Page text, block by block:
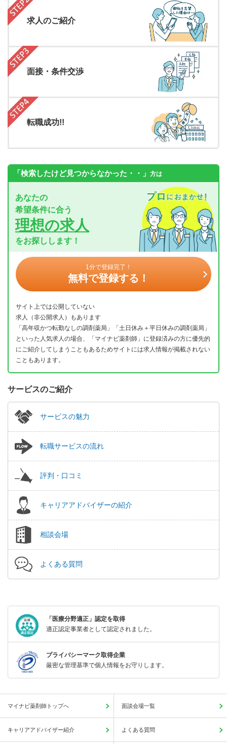
求人のご紹介
面接・条件交渉
転職成功!!
「検索したけど見つからなかった・・」 方は
あなたの
希望条件に合う
理想の求人
をお探しします！
1分で登録完了！
無料で登録する！
サイト上では公開していない
求人（非公開求人）もあります
「高年収かつ転勤なしの調剤薬局」「土日休み＋平日休みの調剤薬局」
といった人気求人の場合、「マイナビ薬剤師」に登録済みの方に優先的
にご紹介してしまうこともあるためサイトには求人情報が掲載されない
こともあります。
サービスのご紹介
サービスの魅力
転職サービスの流れ
評判・口コミ
キャリアアドバイザーの紹介
相談会場
よくある質問
「医療分野適正」認定を取得
適正認定事業者として認定されました。
プライバシーマーク取得企業
厳密な管理基準で個人情報をお守りします。
マイナビ薬剤師トップへ 面談会場一覧
キャリアアドバイザー紹介 よくある質問